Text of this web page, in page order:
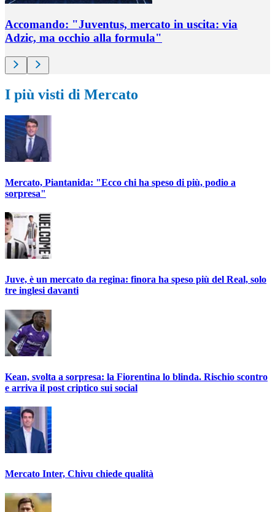
Accomando: "Juventus, mercato in uscita: via
Adzic, ma occhio alla formula"
I più visti di Mercato
Mercato, Piantanida: "Ecco chi ha speso di più, podio a
sorpresa"
Juve, è un mercato da regina: finora ha speso più del Real, solo
tre inglesi davanti
Kean, svolta a sorpresa: la Fiorentina lo blinda. Rischio scontro
e arriva il post criptico sui social
Mercato Inter, Chivu chiede qualità